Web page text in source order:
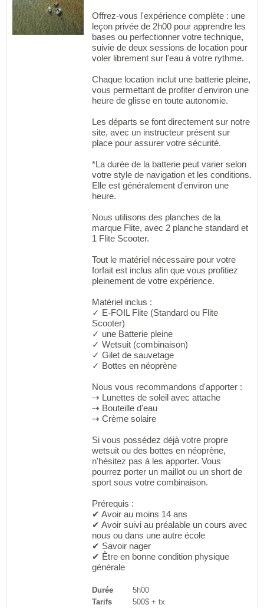
Offrez-vous l'expérience complète : une
leçon privée de 2h00 pour apprendre les
bases ou perfectionner votre technique,
suivie de deux sessions de location pour
voler librement sur l'eau à votre rythme.
Chaque location inclut une batterie pleine,
vous permettant de profiter d'environ une
heure de glisse en toute autonomie.
Les départs se font directement sur notre
site, avec un instructeur présent sur
place pour assurer votre sécurité.
*La durée de la batterie peut varier selon
votre style de navigation et les conditions.
Elle est généralement d'environ une
heure.
Nous utilisons des planches de la
marque Flite, avec 2 planche standard et
1 Flite Scooter.
Tout le matériel nécessaire pour votre
forfait est inclus afin que vous profitiez
pleinement de votre expérience.
Matériel inclus :
✓ E-FOIL Flite (Standard ou Flite
Scooter)
✓ une Batterie pleine
✓ Wetsuit (combinaison)
✓ Gilet de sauvetage
✓ Bottes en néoprène
Nous vous recommandons d'apporter :
⇢ Lunettes de soleil avec attache
⇢ Bouteille d'eau
⇢ Crème solaire
Si vous possédez déjà votre propre
wetsuit ou des bottes en néoprène,
n'hésitez pas à les apporter. Vous
pourrez porter un maillot ou un short de
sport sous votre combinaison.
Prérequis :
✔ Avoir au moins 14 ans
✔ Avoir suivi au préalable un cours avec
nous ou dans une autre école
✔ Savoir nager
✔ Être en bonne condition physique
générale
Durée
5h00
Tarifs
500$ + tx